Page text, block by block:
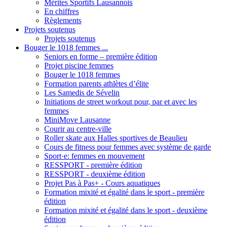
Mérites Sportifs Lausannois
En chiffres
Règlements
Projets soutenus
Projets soutenus
Bouger le 1018 femmes ...
Seniors en forme – première édition
Projet piscine femmes
Bouger le 1018 femmes
Formation parents athlètes d’élite
Les Samedis de Sévelin
Initiations de street workout pour, par et avec les
femmes
MiniMove Lausanne
Courir au centre-ville
Roller skate aux Halles sportives de Beaulieu
Cours de fitness pour femmes avec système de garde
Sport·e: femmes en mouvement
RESSPORT - première édition
RESSPORT - deuxième édition
Projet Pas à Pas+ - Cours aquatiques
Formation mixité et égalité dans le sport - première
édition
Formation mixité et égalité dans le sport - deuxième
édition